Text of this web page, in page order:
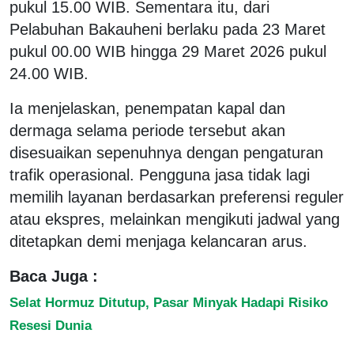
pukul 15.00 WIB. Sementara itu, dari
Pelabuhan Bakauheni berlaku pada 23 Maret
pukul 00.00 WIB hingga 29 Maret 2026 pukul
24.00 WIB.
Ia menjelaskan, penempatan kapal dan
dermaga selama periode tersebut akan
disesuaikan sepenuhnya dengan pengaturan
trafik operasional. Pengguna jasa tidak lagi
memilih layanan berdasarkan preferensi reguler
atau ekspres, melainkan mengikuti jadwal yang
ditetapkan demi menjaga kelancaran arus.
Baca Juga :
Selat Hormuz Ditutup, Pasar Minyak Hadapi Risiko
Resesi Dunia